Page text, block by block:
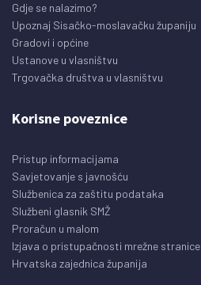
Gdje se nalazimo?
Upoznaj Sisačko-moslavačku županiju
Gradovi i općine
Ustanove u vlasništvu
Trgovačka društva u vlasništvu
Korisne poveznice
Pristup informacijama
Savjetovanje s javnošću
Službenica za zaštitu podataka
Službeni glasnik SMŽ
Proračun u malom
Izjava o pristupačnosti mrežne stranice
Hrvatska zajednica županija